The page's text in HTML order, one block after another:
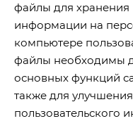
2026 © БЕЛБОГЕМИЯ
хозяйственными
Толбухина 2а,
файлы для хранения
информации на
компьютере
файлы необходимы
основных функций
также для улучшения
пользовательского